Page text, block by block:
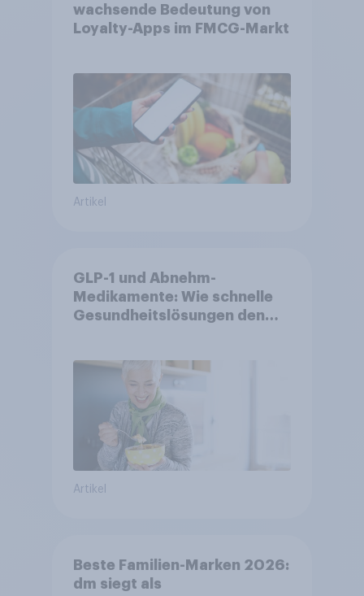
wachsende Bedeutung von
Loyalty-Apps im FMCG-Markt
Artikel
GLP-1 und Abnehm-
Medikamente: Wie schnelle
Gesundheitslösungen den
Artikel
Beste Familien-Marken 2026:
dm siegt als